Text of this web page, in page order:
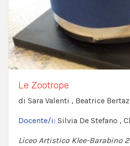
Le Zootrope
di Sara Valenti , Beatrice
Docente/i: Silvia De Stefano ,
Liceo Artistico Klee-Barabino